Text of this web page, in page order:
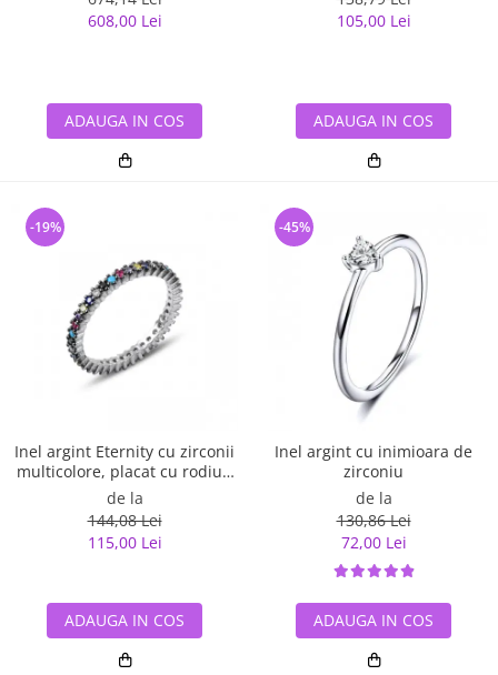
608,00 Lei
ADAUGA IN COS
105,00 Lei
ADAUGA IN COS
Inel argint Eternity cu zirconii
multicolore, placat cu rodiu -
ITU0229
de la
144,08 Lei
115,00 Lei
-19%
ADAUGA IN COS
Inel argint cu inimioara de
zirconiu
de la
130,86 Lei
72,00 Lei
-45%
ADAUGA IN COS